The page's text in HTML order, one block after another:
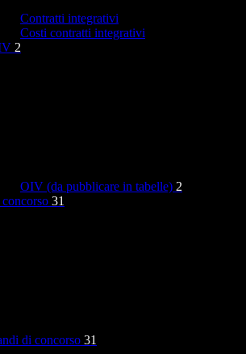
Contratti integrativi
Costi contratti integrativi
2
OIV (da pubblicare in tabelle) 2
31
di concorso 31